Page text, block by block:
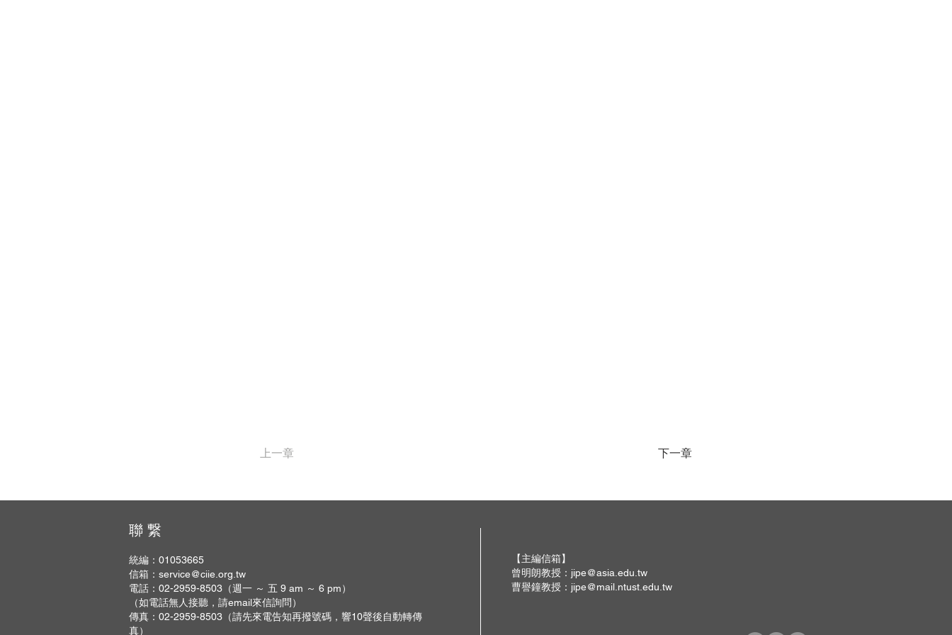
上一章 下一章
聯 繋
統編：01053665
信箱： service@ciie.org.tw
電話：02-2959-8503（週一 ～ 五 9 am ～ 6 pm）
（如電話無人接聽，請email來信詢問）
傳真：02-2959-8503（請先來電告知再撥號碼，響10聲後自動轉傳
真）
【主編信箱】
曾明朗教授： jipe@asia.edu.tw
曹譽鐘教授： jipe@mail.ntust.edu.tw